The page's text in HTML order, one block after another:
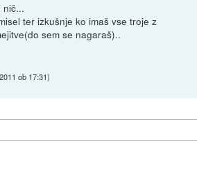
nič...
ter izkušnje ko imaš vse troje z
sem se nagaraš)..
ob 17:31)